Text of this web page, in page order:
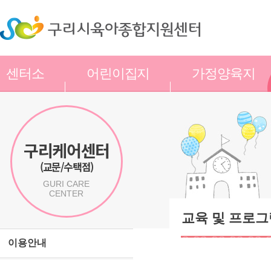
센터소
어린이집지
가정양육지
구리케어센터
(교문/수택점)
GURI CARE
CENTER
이용안내
교육 및 프로